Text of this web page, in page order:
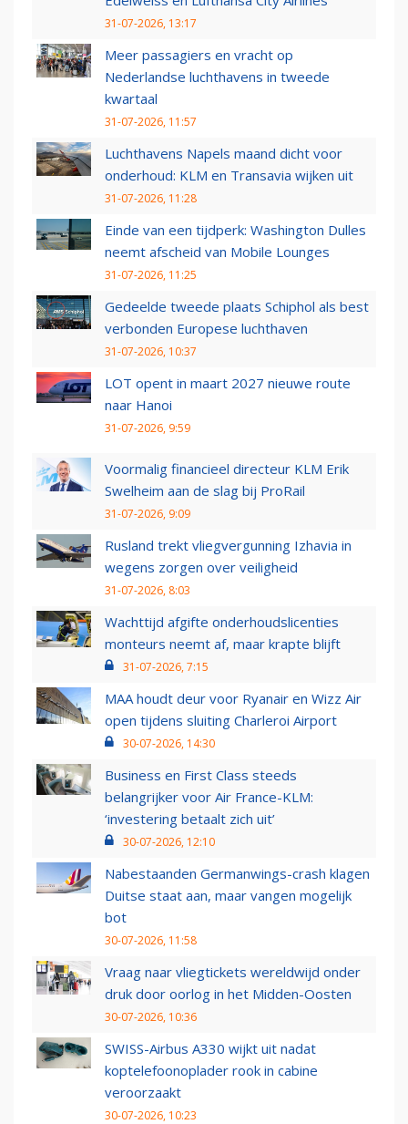
31-07-2026, 13:17
Meer passagiers en vracht op
Nederlandse luchthavens in tweede
kwartaal
31-07-2026, 11:57
Luchthavens Napels maand dicht voor
onderhoud: KLM en Transavia wijken uit
31-07-2026, 11:28
Einde van een tijdperk: Washington Dulles
neemt afscheid van Mobile Lounges
31-07-2026, 11:25
Gedeelde tweede plaats Schiphol als best
verbonden Europese luchthaven
31-07-2026, 10:37
LOT opent in maart 2027 nieuwe route
naar Hanoi
31-07-2026, 9:59
Voormalig financieel directeur KLM Erik
Swelheim aan de slag bij ProRail
31-07-2026, 9:09
Rusland trekt vliegvergunning Izhavia in
wegens zorgen over veiligheid
31-07-2026, 8:03
Wachttijd afgifte onderhoudslicenties
monteurs neemt af, maar krapte blijft
31-07-2026, 7:15
MAA houdt deur voor Ryanair en Wizz Air
open tijdens sluiting Charleroi Airport
30-07-2026, 14:30
Business en First Class steeds
belangrijker voor Air France-KLM:
‘investering betaalt zich uit’
30-07-2026, 12:10
Nabestaanden Germanwings-crash klagen
Duitse staat aan, maar vangen mogelijk
bot
30-07-2026, 11:58
Vraag naar vliegtickets wereldwijd onder
druk door oorlog in het Midden-Oosten
30-07-2026, 10:36
SWISS-Airbus A330 wijkt uit nadat
koptelefoonoplader rook in cabine
veroorzaakt
30-07-2026, 10:23